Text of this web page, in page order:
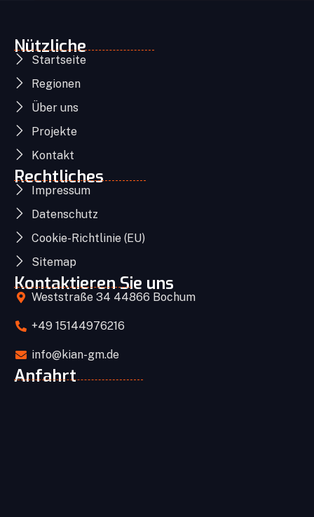
Nützliche
Startseite
Regionen
Über uns
Projekte
Kontakt
Rechtliches
Impressum
Datenschutz
Cookie-Richtlinie (EU)
Sitemap
Kontaktieren Sie uns
Weststraße 34 44866 Bochum
+49 15144976216
info@kian-gm.de
Anfahrt